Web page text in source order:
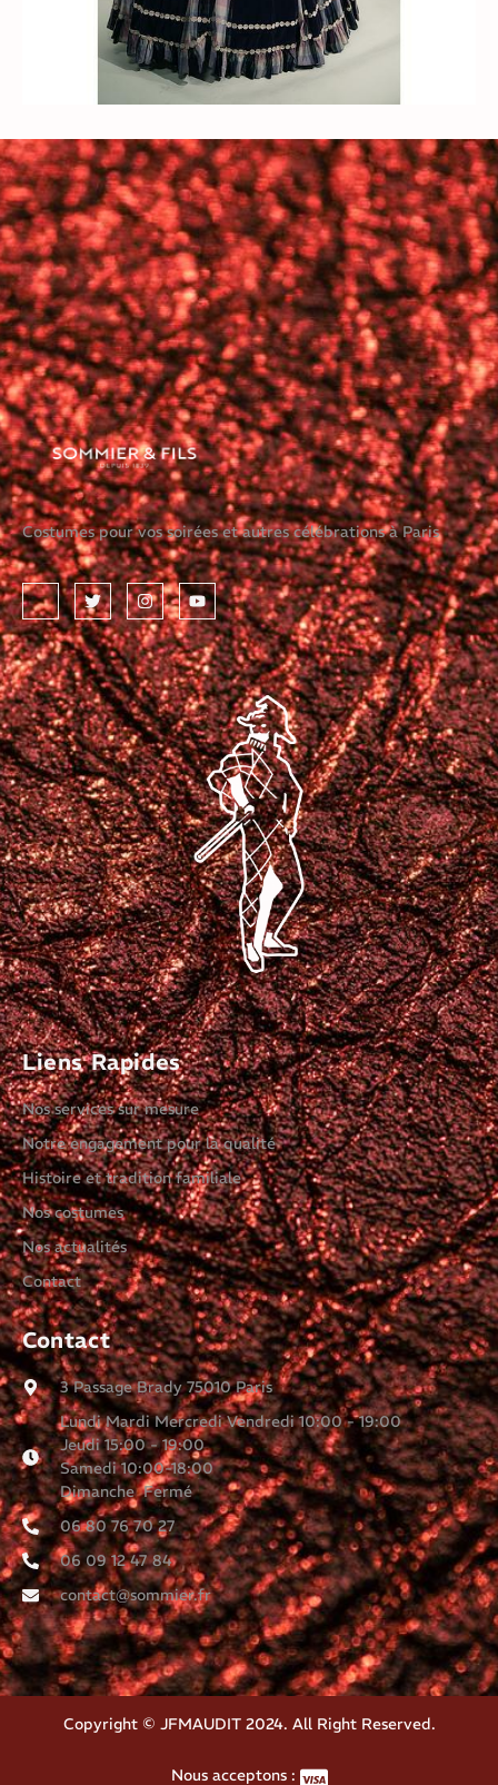
Costumes pour vos soirées et autres célébrations à Paris
Liens Rapides
Nos services sur mesure
Notre engagement pour la qualité
Histoire et tradition familiale
Nos costumes
Nos actualités
Contact
Contact
3 Passage Brady 75010 Paris
Lundi Mardi Mercredi Vendredi 10:00 - 19:00
Jeudi 15:00 - 19:00
Samedi 10:00-18:00
Dimanche Fermé
06 80 76 70 27
06 09 12 47 84
contact@sommier.fr
Copyright © JFMAUDIT 2024. All Right Reserved.
Nous acceptons :